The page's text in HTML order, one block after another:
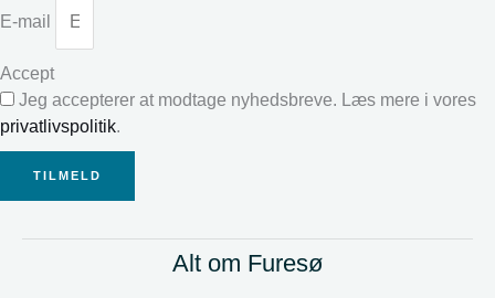
E-mail
Accept
Jeg accepterer at modtage nyhedsbreve. Læs mere i vores
privatlivspolitik.
TILMELD
Alt om Furesø